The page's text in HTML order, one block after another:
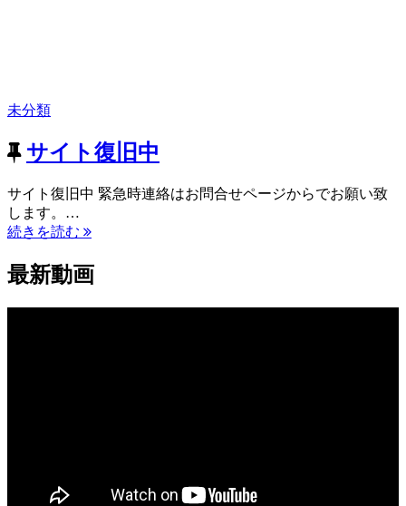
未分類
サイト復旧中
サイト復旧中 緊急時連絡はお問合せページからでお願い致
します。…
続きを読む
最新動画